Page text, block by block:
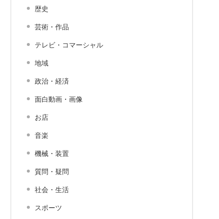
歴史
芸術・作品
テレビ・コマーシャル
地域
政治・経済
面白動画・画像
お店
音楽
機械・装置
質問・疑問
社会・生活
スポーツ